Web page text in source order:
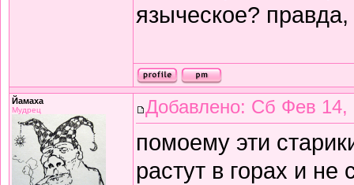
языческое?
Йамаха
Мудрец Добавлено: Сб Фев 14,
помоему эти
растут в горах и